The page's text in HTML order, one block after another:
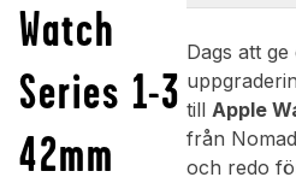
Watch
Series 1-3
42mm
Dags att
till Apple
från
och redo